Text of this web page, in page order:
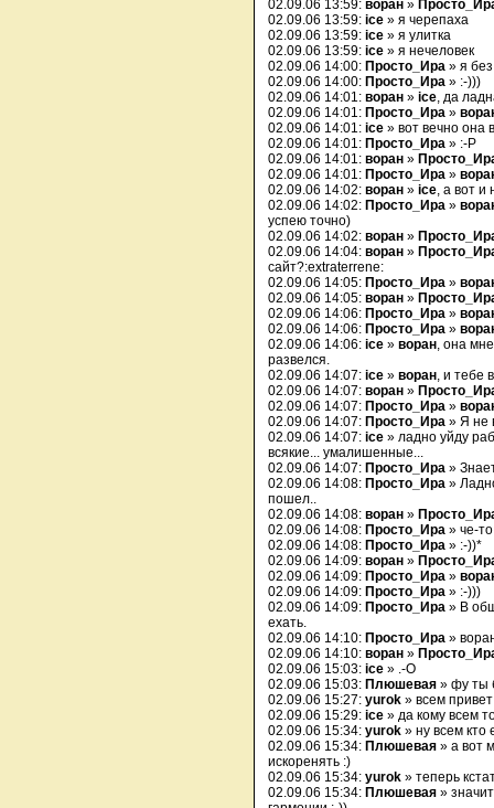
02.09.06 13:59: воран »
02.09.06 13:59: ice » я черепаха
02.09.06 13:59: ice » я улитка
02.09.06 13:59: ice » я нечеловек
02.09.06 14:00: Просто_Ира » я
02.09.06 14:00: Просто_Ира » :-)))
02.09.06 14:01: воран » ice, да
02.09.06 14:01: Просто_Ира »
02.09.06 14:01: ice » вот вечно она
02.09.06 14:01: Просто_Ира » :-P
02.09.06 14:01: воран »
02.09.06 14:01: Просто_Ира »
02.09.06 14:02: воран » ice, а вот и
02.09.06 14:02: Просто_Ира »
успею точно)
02.09.06 14:02: воран »
02.09.06 14:04: воран »
сайт?:extraterrene:
02.09.06 14:05: Просто_Ира »
02.09.06 14:05: воран »
02.09.06 14:06: Просто_Ира »
02.09.06 14:06: Просто_Ира »
02.09.06 14:06: ice » воран, она
развелся.
02.09.06 14:07: ice » воран, и тебе
02.09.06 14:07: воран »
02.09.06 14:07: Просто_Ира »
02.09.06 14:07: Просто_Ира » Я не
02.09.06 14:07: ice » ладно уйду
всякие... умалишенные...
02.09.06 14:07: Просто_Ира »
02.09.06 14:08: Просто_Ира »
пошел..
02.09.06 14:08: воран »
02.09.06 14:08: Просто_Ира » че-
02.09.06 14:08: Просто_Ира » :-))*
02.09.06 14:09: воран »
02.09.06 14:09: Просто_Ира »
02.09.06 14:09: Просто_Ира » :-)))
02.09.06 14:09: Просто_Ира » В
ехать.
02.09.06 14:10: Просто_Ира »
02.09.06 14:10: воран »
02.09.06 15:03: ice » .-O
02.09.06 15:03: Плюшевая » фу ты
02.09.06 15:27: yurok » всем
02.09.06 15:29: ice » да кому всем
02.09.06 15:34: yurok » ну всем кто
02.09.06 15:34: Плюшевая » а вот
искоренять :)
02.09.06 15:34: yurok » теперь
02.09.06 15:34: Плюшевая »